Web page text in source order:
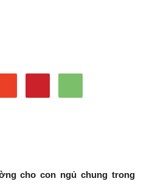
cho con ngủ chung trong